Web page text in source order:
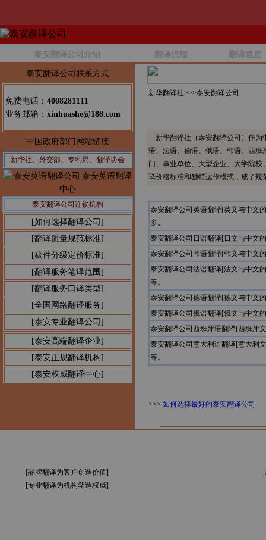
泰安翻译公司介绍 翻译流程 翻译速度
泰安翻译公司联系方式
免费电话： 4008281111
业务邮箱： xinhuashe@188.com
中国政府部门网站链接
新华社、外交部、专利局、翻译协会
泰安翻译公司连锁机构
[如何选择翻译公司]
[翻译质量规范标准]
[稿件分级定价标准]
[翻译服务笔译范围]
[翻译服务口译类型]
[全国网络翻译服务]
[泰安专业翻译公司]
[泰安高端翻译企业]
[泰安正规翻译机构]
[泰安权威翻译中心]
新华翻译社>>>泰安翻译公司
新华翻译社（泰安翻译公司）作为
语、法语、德语、俄语、韩语、西
门、事业单位、大型企业、大学院
译价格标准和独特运作模式，成了
泰安翻译公司英语翻译[英文与中文
多。
泰安翻译公司日语翻译[日文与中文
泰安翻译公司韩语翻译[韩文与中文
泰安翻译公司法语翻译[法文与中文
等。
泰安翻译公司德语翻译[德文与中文
泰安翻译公司俄语翻译[俄文与中文
泰安翻译公司西班牙语翻译[西班牙
泰安翻译公司意大利语翻译[意大利
等。
>>> 如何选择最好的泰安翻译公司
[品牌翻译为客户创造价值]
[专业翻译为机构塑造权威]